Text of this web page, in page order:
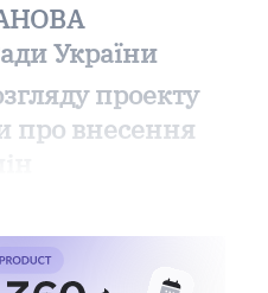
України
проекту
про внесення